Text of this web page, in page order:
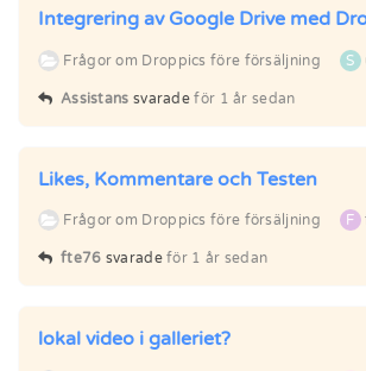
Integrering av Google Drive med
Frågor om Droppics före försäljning S
Assistans svaradeför 1 år sedan
Likes, Kommentare och Testen
Frågor om Droppics före försäljning F
fte76 svaradeför 1 år sedan
lokal video i galleriet?